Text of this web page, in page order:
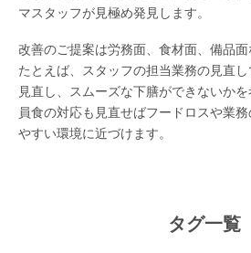
マスタッフが見極め発見します。
改善のご提案は労務面、食材面、備品面
たとえば、スタッフの担当業務の見直
見直し、スムーズな下膳ができないか
員食の対応も見直せばフードロスや業
やすい環境に近づけます。
タグ一覧